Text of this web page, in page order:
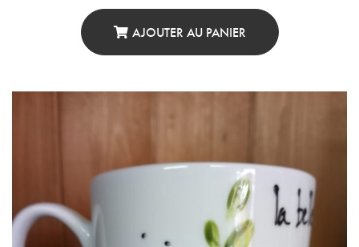
AJOUTER AU PANIER